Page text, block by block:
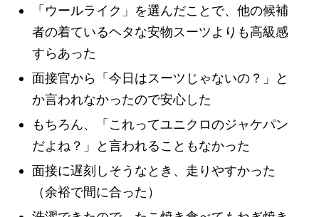
「ウールライク」を選んだことで、他の候補
者の着ているヘタな安物スーツよりも高級感
すらあった
面接官から「今日はスーツじゃないの？」と
か言われなかったので安心した
もちろん、「これってユニクロのジャケパン
だよね？」と言われることもなかった
面接に遅刻しそうなとき、走りやすかった
（余裕で間に合った）